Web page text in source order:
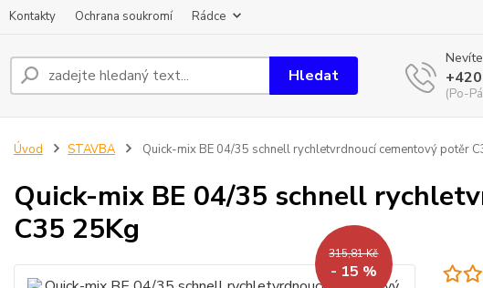
Kontakty Ochrana soukromí Rádce
Hledat
(Po-
Úvod STAVBA Quick-mix BE 04/35 schnell rychletvrdnoucí cementový potěr
Quick-mix BE 04/35 schnell
C35 25Kg
315,81 Kč
- 15 %